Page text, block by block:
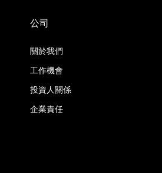
公司
關於我們
工作機會
投資人關係
企業責任